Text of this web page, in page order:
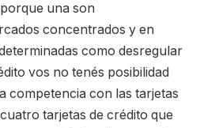
una son
concentrados y en
como desregular
vos no tenés posibilidad
competencia con las tarjetas
tarjetas de crédito que